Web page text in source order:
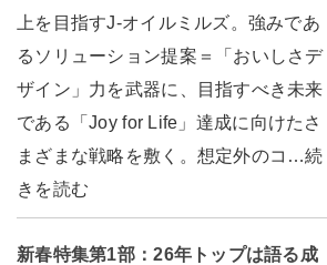
上を目指すJ-オイルミルズ。強みであ
るソリューション提案＝「おいしさデ
ザイン」力を武器に、目指すべき未来
である「Joy for Life」達成に向けたさ
まざまな戦略を敷く。想定外のコ…続
きを読む
新春特集第1部：26年トップは語る成